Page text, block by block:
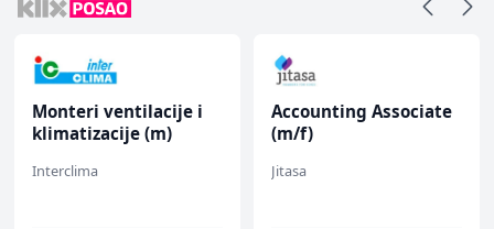
Monteri ventilacije i
klimatizacije (m)
Interclima
Accounting Associate
(m/f)
Jitasa